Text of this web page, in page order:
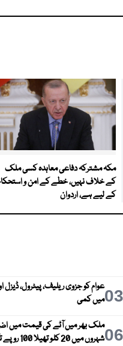
مکہ مشترکہ دفاعی معاہدہ کسی ملک
کے خلاف نہیں، خطے کے امن و
کے لیے ہے، اردوان
03عوام کو جزوی ریلیف، پیٹرول،
میں کمی
06ملک بھر میں آٹے کی قیمت میں
شہروں میں 20 کلو تھیلا 100 روپے تک مہنگا